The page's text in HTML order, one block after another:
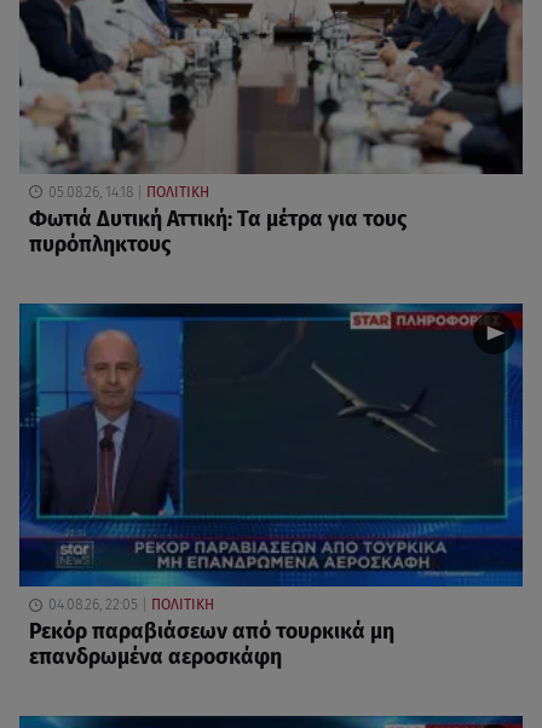
05.08.26, 14:18 ΠΟΛΙΤΙΚΗ
Φωτιά Δυτική Αττική: Τα μέτρα για τους
πυρόπληκτους
04.08.26, 22:05 ΠΟΛΙΤΙΚΗ
Ρεκόρ παραβιάσεων από τουρκικά μη
επανδρωμένα αεροσκάφη